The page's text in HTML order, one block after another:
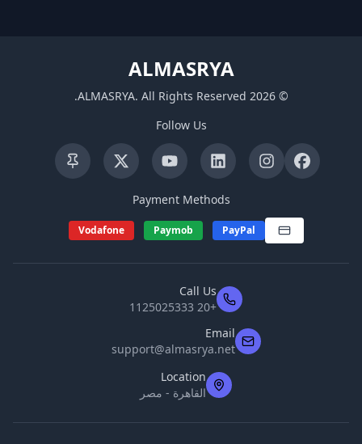
ALMASRYA
©
2026
ALMASRYA. All Rights Reserved
.
Follow Us
Payment Methods
PayPal
Paymob
Vodafone
Call Us
+20 1125025333
Email
support@almasrya.net
Location
القاهرة - مصر